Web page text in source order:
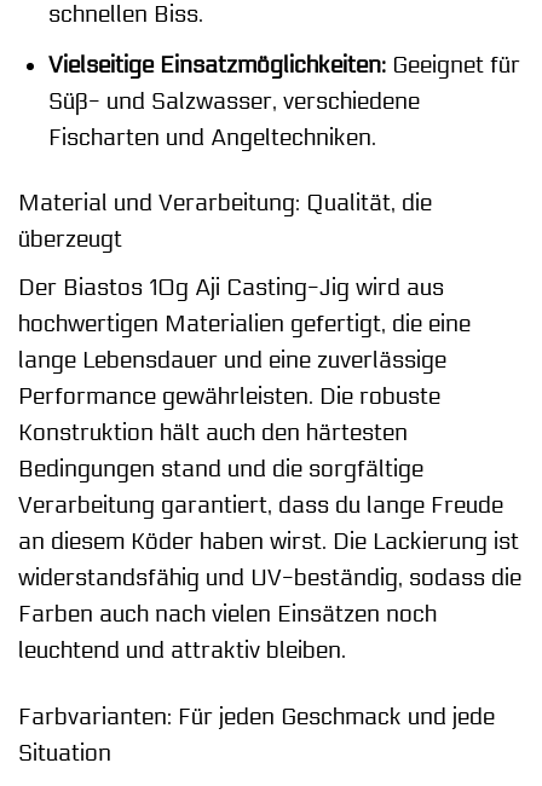
schnellen Biss.
Vielseitige Einsatzmöglichkeiten:Geeignet für
Süß- und Salzwasser, verschiedene
Fischarten und Angeltechniken.
Material und Verarbeitung: Qualität, die
überzeugt
Der Biastos 10g Aji Casting-Jig wird aus
hochwertigen Materialien gefertigt, die eine
lange Lebensdauer und eine zuverlässige
Performance gewährleisten. Die robuste
Konstruktion hält auch den härtesten
Bedingungen stand und die sorgfältige
Verarbeitung garantiert, dass du lange Freude
an diesem Köder haben wirst. Die Lackierung ist
widerstandsfähig und UV-beständig, sodass die
Farben auch nach vielen Einsätzen noch
leuchtend und attraktiv bleiben.
Farbvarianten: Für jeden Geschmack und jede
Situation